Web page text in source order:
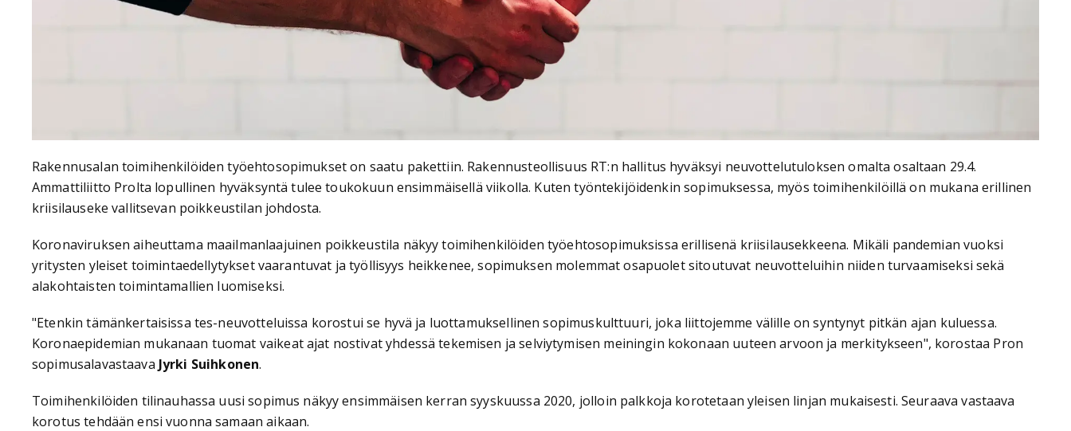
Rakennusalan toimihenkilöiden työehtosopimukset on saatu pakettiin. Rakennusteollisuus RT:n hallitus hyväksyi neuvottelutuloksen omalta osaltaan 29.4.
Ammattiliitto Prolta lopullinen hyväksyntä tulee toukokuun ensimmäisellä viikolla. Kuten työntekijöidenkin sopimuksessa, myös toimihenkilöillä on mukana erillinen
kriisilauseke vallitsevan poikkeustilan johdosta.
Koronaviruksen aiheuttama maailmanlaajuinen poikkeustila näkyy toimihenkilöiden työehtosopimuksissa erillisenä kriisilausekkeena. Mikäli pandemian vuoksi
yritysten yleiset toimintaedellytykset vaarantuvat ja työllisyys heikkenee, sopimuksen molemmat osapuolet sitoutuvat neuvotteluihin niiden turvaamiseksi sekä
alakohtaisten toimintamallien luomiseksi.
"Etenkin tämänkertaisissa tes-neuvotteluissa korostui se hyvä ja luottamuksellinen sopimuskulttuuri, joka liittojemme välille on syntynyt pitkän ajan kuluessa.
Koronaepidemian mukanaan tuomat vaikeat ajat nostivat yhdessä tekemisen ja selviytymisen meiningin kokonaan uuteen arvoon ja merkitykseen", korostaa Pron
sopimusalavastaava Jyrki Suihkonen.
Toimihenkilöiden tilinauhassa uusi sopimus näkyy ensimmäisen kerran syyskuussa 2020, jolloin palkkoja korotetaan yleisen linjan mukaisesti. Seuraava vastaava
korotus tehdään ensi vuonna samaan aikaan.